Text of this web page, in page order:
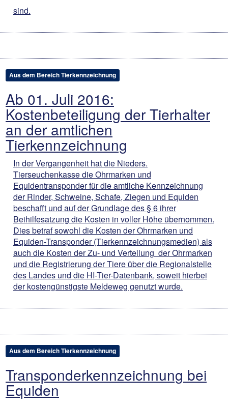
sind.
Aus dem Bereich Tierkennzeichnung
Ab 01. Juli 2016:
Kostenbeteiligung der Tierhalter
an der amtlichen
Tierkennzeichnung
In der Vergangenheit hat die Nieders.
Tierseuchenkasse die Ohrmarken und
Equidentransponder für die amtliche Kennzeichnung
der Rinder, Schweine, Schafe, Ziegen und Equiden
beschafft und auf der Grundlage des § 6 ihrer
Beihilfesatzung die Kosten in voller Höhe übernommen.
Dies betraf sowohl die Kosten der Ohrmarken und
Equiden-Transponder (Tierkennzeichnungsmedien) als
auch die Kosten der Zu- und Verteilung der Ohrmarken
und die Registrierung der Tiere über die Regionalstelle
des Landes und die HI-Tier-Datenbank, soweit hierbei
der kostengünstigste Meldeweg genutzt wurde.
Aus dem Bereich Tierkennzeichnung
Transponderkennzeichnung bei
Equiden